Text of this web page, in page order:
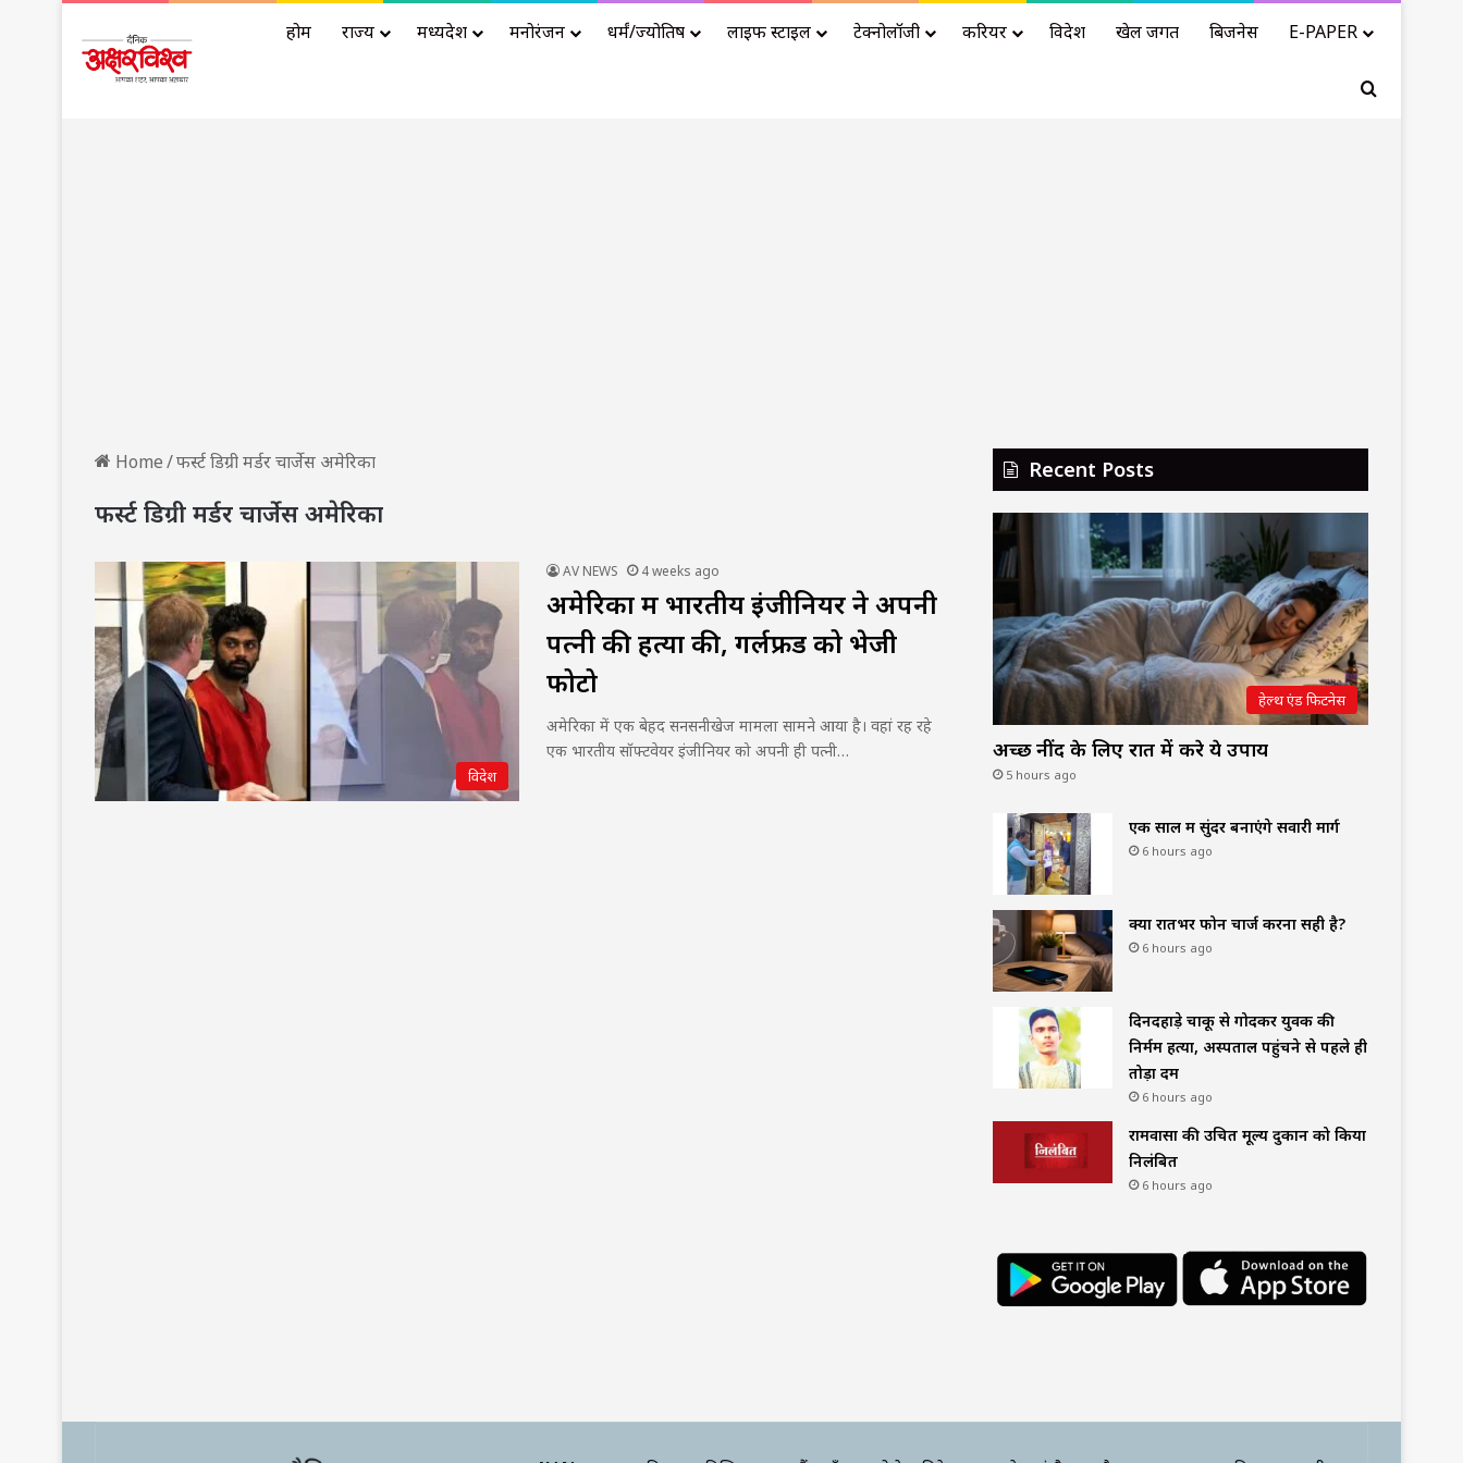
होम राज्य मध्यप्रदेश मनोरंजन धर्मं/ज्योतिष लाइफ स्टाइल टेक्नोलॉजी करियर विदेश खेल जगत बिजनेस E-PAPER
Search for
Home/फर्स्ट डिग्री मर्डर चार्जेस अमेरिका
फर्स्ट डिग्री मर्डर चार्जेस अमेरिका
विदेश
AV NEWS 4 weeks ago
अमेरिका में भारतीय इंजीनियर ने अपनी
पत्नी की हत्या की, गर्लफ्रेंड को भेजी
फोटो
अमेरिका में एक बेहद सनसनीखेज मामला सामने आया है। वहां रह रहे
एक भारतीय सॉफ्टवेयर इंजीनियर को अपनी ही पत्नी…
Recent Posts
हेल्थ एंड फिटनेस
अच्छी नींद के लिए रात में करे ये उपाय
5 hours ago
एक साल में सुंदर बनाएंगे सवारी मार्ग
6 hours ago
क्या रातभर फोन चार्ज करना सही है?
6 hours ago
दिनदहाड़े चाकू से गोदकर युवक की
निर्मम हत्या, अस्पताल पहुंचने से पहले ही
तोड़ा दम
6 hours ago
रामवासा की उचित मूल्य दुकान को किया
निलंबित
6 hours ago